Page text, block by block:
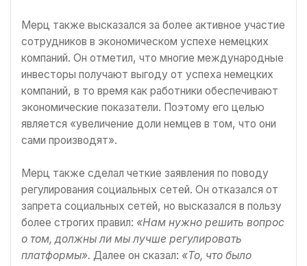
Мерц также высказался за более активное участие
сотрудников в экономическом успехе немецких
компаний. Он отметил, что многие международные
инвесторы получают выгоду от успеха немецких
компаний, в то время как работники обеспечивают
экономические показатели. Поэтому его целью
является «увеличение доли немцев в том, что они
сами производят».
Мерц также сделал четкие заявления по поводу
регулирования социальных сетей. Он отказался от
запрета социальных сетей, но высказался в пользу
более строгих правил: «Нам нужно решить вопрос
о том, должны ли мы лучше регулировать
платформы». Далее он сказал: «То, что было